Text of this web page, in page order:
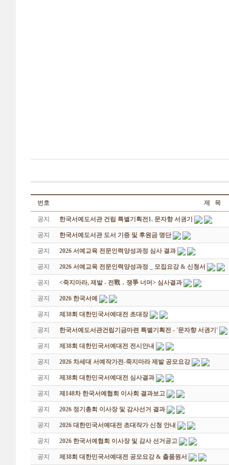
번호 제 목
공지 한국서예도서관 건립 특별기획전1. 문자향 서권기
공지 한국서예도서관 도서 기증 및 후원금 명단
공지 2026 서예교육 전문인력양성과정 심사 결과
공지 2026 서예교육 전문인력양성과정 _ 모집요강 & 신청서
공지 <죽지마라, 제발 - 전戰 ․ 쟁爭 너머> 심사결과
공지 2026 한국서예
공지 제38회 대한민국서예대전 초대장
공지 한국서예도서관건립기금마련 특별기획전 - '문자향 서권기'
공지 제38회 대한민국서예대전 전시안내
공지 2026 차세대 서예작가전-죽지마라 제발 공모요강
공지 제38회 대한민국서예대전 심사결과
공지 제148차 한국서예협회 이사회 결과보고
공지 2026 정기총회 이사장 및 감사선거 결과
공지 2026 대한민국서예대전 초대작가 신청 안내
공지 2026 한국서예협회 이사장 및 감사 선거공고
공지 제38회 대한민국서예대전 공모요강 & 출품원서